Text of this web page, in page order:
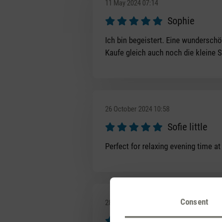
Consent
11 May 2024 07:14
Review with rating of 5 out of 5
Sophie
Ich bin begeistert. Eine
Kaufe gleich auch noch die kleine
26 October 2024 10:58
Review with rating of 5 out of 5
Sofie little
Perfect for relaxing evening time
28 April 2025 08:32